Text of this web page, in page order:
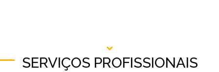
SERVIÇOS PROFISSIONAIS